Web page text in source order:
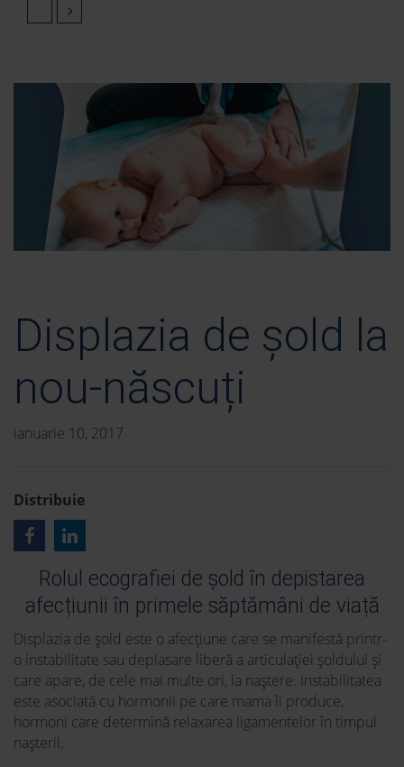
Displazia de șold la
nou-născuți
ianuarie 10, 2017
Distribuie
Rolul ecografiei de șold în depistarea
afecțiunii în primele săptămâni de viață
Displazia de șold este o afecțiune care se manifestă printr-
o instabilitate sau deplasare liberă a articulației șoldului și
care apare, de cele mai multe ori, la naștere. Instabilitatea
este asociată cu hormonii pe care mama îi produce,
hormoni care determină relaxarea ligamentelor în timpul
nașterii.